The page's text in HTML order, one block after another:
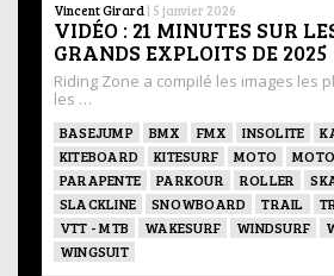
Vincent Girard | 5 janvier 2026
VIDÉO : 21 MINUTES SUR
GRANDS EXPLOITS DE 2025
Riding Zone a compilé les images les
les …
BASEJUMP BMX FMX INSOLITE
KITEBOARD
KITESURF MOTO
PARAPENTE
PARKOUR ROLLER
SLACKLINE
SNOWBOARD TRAIL
VTT - MTB
WAKESURF WINDSURF
WINGSUIT